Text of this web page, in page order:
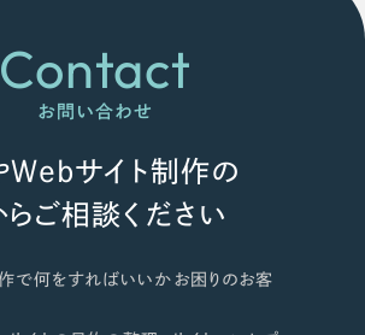
Contact
お問い合わせ
サイト制作の
ご相談ください
で何をすればいいかお困りのお客